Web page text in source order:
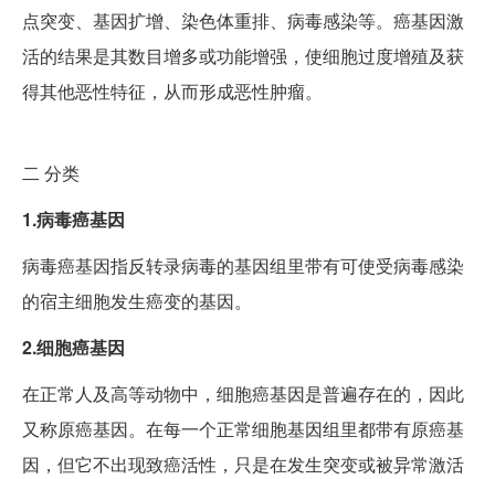
点突变、基因扩增、染色体重排、病毒感染等。癌基因激
活的结果是其数目增多或功能增强，使细胞过度增殖及获
得其他恶性特征，从而形成恶性肿瘤。
二 分类
1.病毒癌基因
病毒癌基因指反转录病毒的基因组里带有可使受病毒感染
的宿主细胞发生癌变的基因。
2.细胞癌基因
在正常人及高等动物中，细胞癌基因是普遍存在的，因此
又称原癌基因。在每一个正常细胞基因组里都带有原癌基
因，但它不出现致癌活性，只是在发生突变或被异常激活